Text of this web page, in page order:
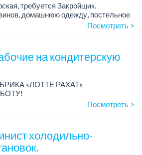
требуется Закройщик.
домашнюю одежду, постельное
Посмотреть >
на кондитерскую
«ЛОТТЕ РАХАТ»
180 000 тенге.
Посмотреть >
холодильно-